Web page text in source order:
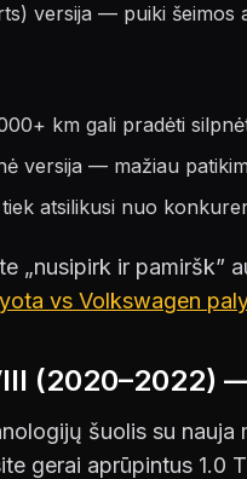
versija — puiki šeimos
km gali pradėti
versija — mažiau
atsilikusi nuo
„nusipirk ir pamiršk”
vs Volkswagen
(2020–2022)
šuolis su nauja
gerai aprūpintus 1.0